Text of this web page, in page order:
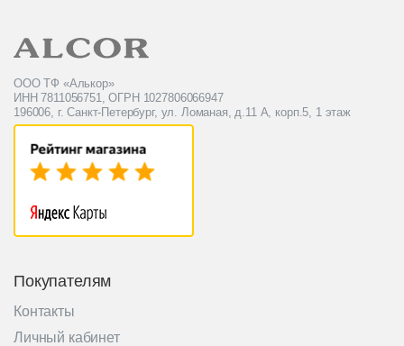
ООО ТФ «Алькор»
ИНН 7811056751, ОГРН 1027806066947
196006, г. Санкт-Петербург, ул. Ломаная, д.11 А, корп.5, 1 этаж
Покупателям
Контакты
Личный кабинет